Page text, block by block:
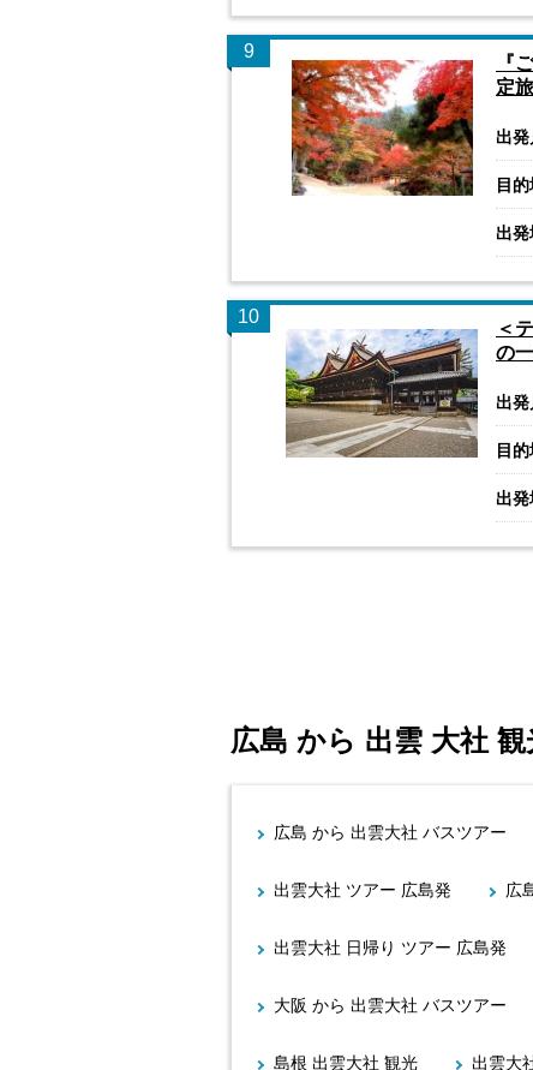
9
『
定
出発
目
出発
10
＜
の
出発
目
出発
広島 から 出雲 大社
広島 から 出雲大社 バスツアー
出雲大社 ツアー 広島発 広
出雲大社 日帰り ツアー 広島発
大阪 から 出雲大社 バスツアー
島根 出雲大社 観光 出雲大